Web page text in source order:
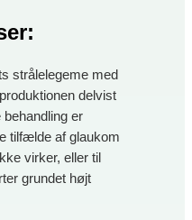
:
strålelegeme med
delvist
er
tilfælde af glaukom
virker, eller til
grundet højt